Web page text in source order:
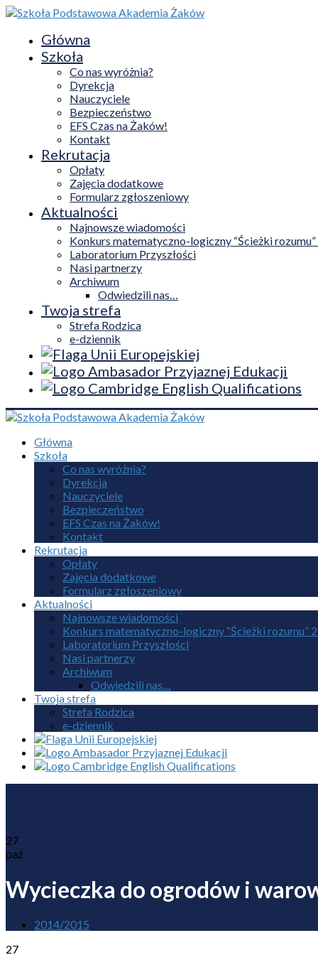
Główna
Szkoła
Co nas wyróżnia?
Dyrekcja
Nauczyciele
Bezpieczeństwo
EFS Czas na Żaków!
Kontakt
Rekrutacja
Opłaty
Zajęcia dodatkowe
Formularz zgłoszeniowy
Aktualności
Najnowsze wiadomości
Konkurs matematyczno-logiczny “Ścieżki
Laboratorium Przyszłości
Nasi partnerzy
Archiwum
Odwiedzili nas…
Twoja strefa
Strefa Rodzica
e-dziennik
Główna
Szkoła
Co nas wyróżnia?
Dyrekcja
Nauczyciele
Bezpieczeństwo
EFS Czas na Żaków!
Kontakt
Rekrutacja
Opłaty
Zajęcia dodatkowe
Formularz zgłoszeniowy
Aktualności
Najnowsze wiadomości
Konkurs matematyczno-logiczny “Ścieżki rozumu”
Laboratorium Przyszłości
Nasi partnerzy
Archiwum
Odwiedzili nas…
Twoja strefa
Strefa Rodzica
e-dziennik
27
paź
Wycieczka do ogrodów i
2014/2015
27